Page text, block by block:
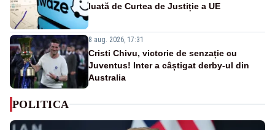
luată de Curtea de Justiție a UE
8 aug. 2026, 17:31
Cristi Chivu, victorie de senzație cu
Juventus! Inter a câștigat derby-ul din
Australia
POLITICA